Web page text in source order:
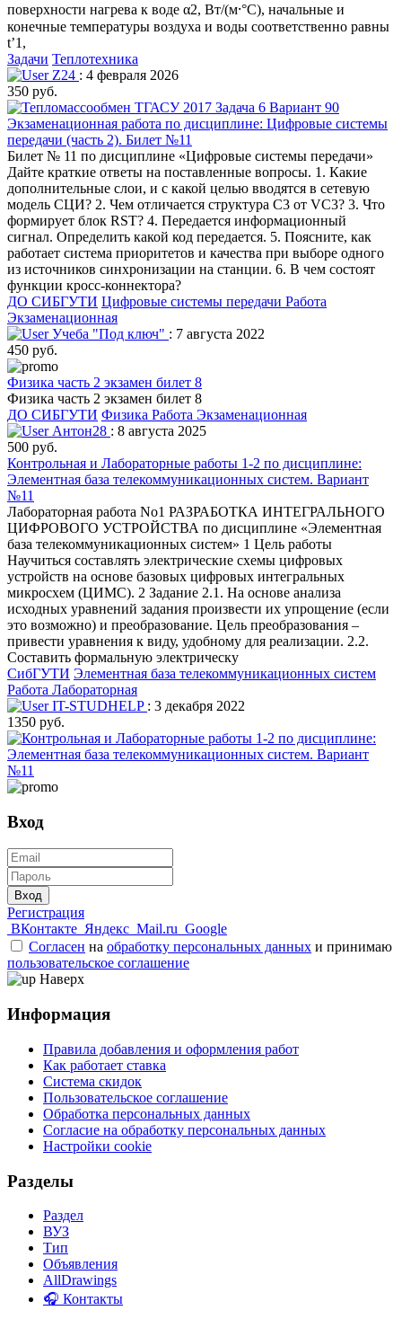
поверхности нагрева к воде α2, Вт/(м⸱°С), начальные и
конечные температуры воздуха и воды соответственно равны
t’1,
Задачи Теплотехника
Z24 : 4 февраля 2026
350 руб.
Экзаменационная работа по дисциплине: Цифровые системы
передачи (часть 2). Билет №11
Билет № 11 по дисциплине «Цифровые системы передачи»
Дайте краткие ответы на поставленные вопросы. 1. Какие
дополнительные слои, и с какой целью вводятся в сетевую
модель СЦИ? 2. Чем отличается структура C3 от VC3? 3. Что
формирует блок RST? 4. Передается информационный
сигнал. Определить какой код передается. 5. Поясните, как
работает система приоритетов и качества при выборе одного
из источников синхронизации на станции. 6. В чем состоят
функции кросс-коннектора?
ДО СИБГУТИ Цифровые системы передачи Работа
Экзаменационная
Учеба "Под ключ" : 7 августа 2022
450 руб.
Физика часть 2 экзамен билет 8
Физика часть 2 экзамен билет 8
ДО СИБГУТИ Физика Работа Экзаменационная
Антон28 : 8 августа 2025
500 руб.
Контрольная и Лабораторные работы 1-2 по дисциплине:
Элементная база телекоммуникационных систем. Вариант
№11
Лабораторная работа No1 РАЗРАБОТКА ИНТЕГРАЛЬНОГО
ЦИФРОВОГО УСТРОЙСТВА по дисциплине «Элементная
база телекоммуникационных систем» 1 Цель работы
Научиться составлять электрические схемы цифровых
устройств на основе базовых цифровых интегральных
микросхем (ЦИМС). 2 Задание 2.1. На основе анализа
исходных уравнений задания произвести их упрощение (если
это возможно) и преобразование. Цель преобразования –
привести уравнения к виду, удобному для реализации. 2.2.
Составить формальную электрическу
СибГУТИ Элементная база телекоммуникационных систем
Работа Лабораторная
IT-STUDHELP : 3 декабря 2022
1350 руб.
Вход
Вход
Регистрация
ВКонтакте Яндекс Mail.ru Google
Согласен на обработку персональных данных и принимаю
пользовательское соглашение
Наверх
Информация
Правила добавления и оформления работ
Как работает ставка
Система скидок
Пользовательское соглашение
Обработка персональных данных
Согласие на обработку персональных данных
Настройки cookie
Разделы
Раздел
ВУЗ
Тип
Объявления
AllDrawings
🎧 Контакты